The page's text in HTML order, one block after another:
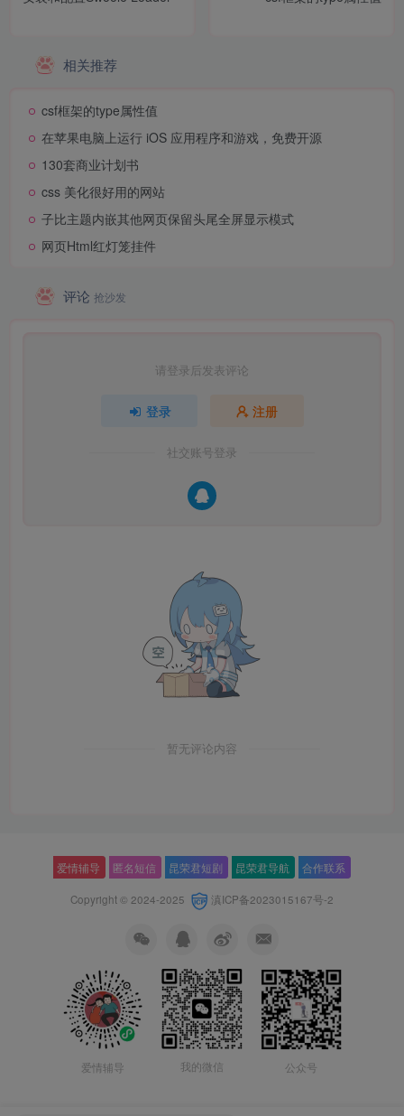
相关推荐
csf框架的type属性值
在苹果电脑上运行 iOS 应用程序和游戏，免费开源
130套商业计划书
css 美化很好用的网站
子比主题内嵌其他网页保留头尾全屏显示模式
网页Html红灯笼挂件
评论 抢沙发
请登录后发表评论
登录 注册
社交账号登录
暂无评论内容
爱情辅导 匿名短信 昆荣君短剧 昆荣君导航 合作联系
Copyright © 2024-2025 滇ICP备2023015167号-2
爱情辅导 我的微信 公众号